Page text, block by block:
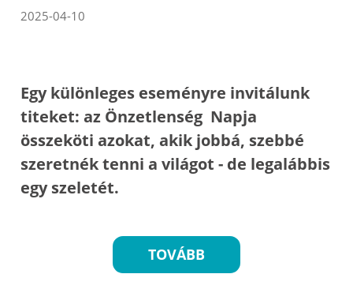
2025-04-10
Egy különleges eseményre invitálunk
titeket: az Önzetlenség Napja
összeköti azokat, akik jobbá, szebbé
szeretnék tenni a világot - de legalábbis
egy szeletét.
TOVÁBB